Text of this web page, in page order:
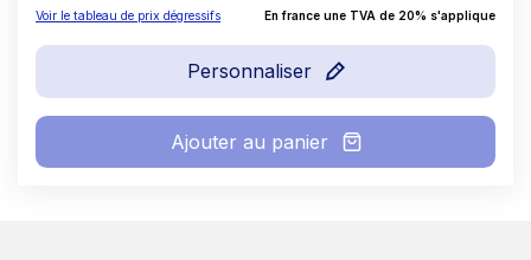
Voir le tableau de prix dégressifs En france une TVA de 20% s'applique
Personnaliser
Ajouter au panier